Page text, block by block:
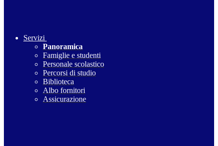
Servizi
Panoramica
Famiglie e studenti
Personale scolastico
Percorsi di studio
Biblioteca
Albo fornitori
Assicurazione